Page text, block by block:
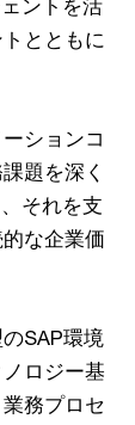
ントを活
とともに
ションコ
題を深く
それを支
な企業価
SAP環境
ロジー基
務プロセ